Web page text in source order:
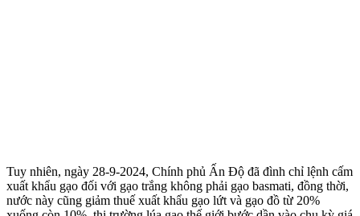
Tuy nhiên, ngày 28-9-2024, Chính phủ Ấn Độ đã đình chỉ lệnh cấm
xuất khẩu gạo đối với gạo trắng không phải gạo basmati, đồng thời,
nước này cũng giảm thuế xuất khẩu gạo lứt và gạo đồ từ 20%